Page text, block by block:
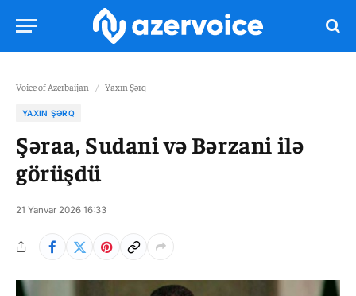
Voice of Azerbaijan / Yaxın Şərq
YAXIN ŞƏRQ
Şəraa, Sudani və Bərzani ilə
görüşdü
21 Yanvar 2026 16:33